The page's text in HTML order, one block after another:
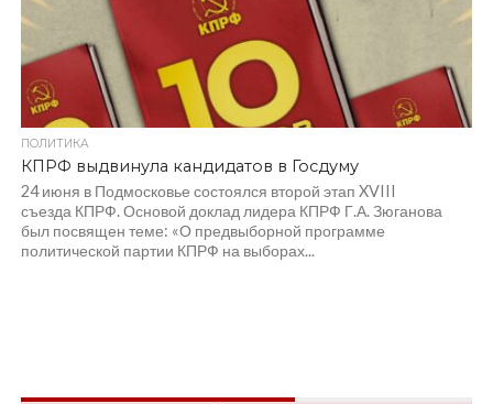
ПОЛИТИКА
КПРФ выдвинула кандидатов в Госдуму
24 июня в Подмосковье состоялся второй этап XVIII
съезда КПРФ. Основой доклад лидера КПРФ Г.А. Зюганова
был посвящен теме: «О предвыборной программе
политической партии КПРФ на выборах...